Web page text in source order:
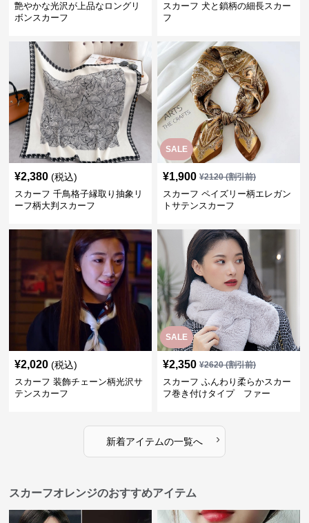
艶やかな光沢が上品なロングリ
ボンスカーフ
スカーフ 犬と鎖柄の細長スカー
フ
¥2,380 (税込)
スカーフ 千鳥格子縁取り抽象リ
ーフ柄大判スカーフ
SALE
¥1,900 ¥2120(割引前)
スカーフ ペイズリー柄エレガン
トサテンスカーフ
¥2,020 (税込)
スカーフ 装飾チェーン柄光沢サ
テンスカーフ
SALE
¥2,350 ¥2620(割引前)
スカーフ ふんわり柔らかスカー
フ巻き付けタイプ ファー
新着アイテムの一覧へ ›
スカーフオレンジのおすすめアイテム